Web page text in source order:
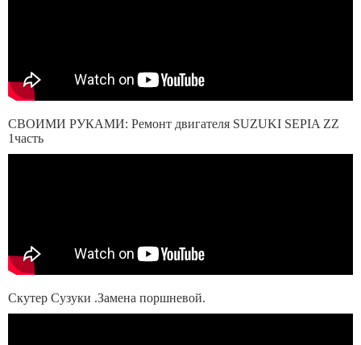
СВОИМИ РУКАМИ: Ремонт двигателя SUZUKI SEPIA ZZ
1часть
Скутер Сузуки .Замена поршневой.